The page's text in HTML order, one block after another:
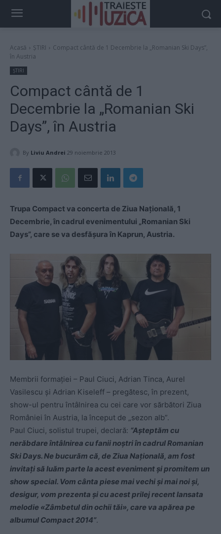
Acasă ȘTIRI
Compact cântă de 1 Decembrie la „Romanian Ski Days”,
în Austria
ȘTIRI
Compact cântă de 1
Decembrie la „Romanian Ski
Days”, în Austria
By Liviu Andrei 29 noiembrie 2013
Trupa Compact va concerta de Ziua Naţională, 1
Decembrie, în cadrul evenimentului „Romanian Ski
Days”, care se va desfăşura în Kaprun, Austria.
Membrii formaţiei – Paul Ciuci, Adrian Tinca, Aurel
Vasilescu şi Adrian Kiseleff – pregătesc, în prezent,
show-ul pentru întâlnirea cu cei care vor sărbători Ziua
României în Austria, la început de „sezon alb”.
Paul Ciuci, solistul trupei, declară: “Aşteptăm cu
nerăbdare întâlnirea cu fanii noştri în cadrul Romanian
Ski Days. Ne bucurăm că, de Ziua Naţională, am fost
invitaţi să luăm parte la acest eveniment şi promitem un
show special. Vom cânta piese mai vechi şi mai noi şi,
desigur, vom prezenta şi cu acest prilej recent lansata
melodie «Zâmbetul din ochii tăi», care va apărea pe
albumul Compact 2014”.